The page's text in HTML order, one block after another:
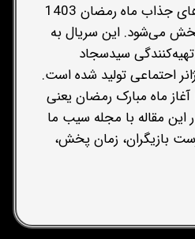
سریال مرهم یکی از سریال های جذاب ماه رمضان 1403
می‌شود. این سریال به
سیدسجاد
احتماعی تولید شده است.
ماه مبارک رمضان یعنی
این مقاله با مجله سیب ما
بازیگران، زمان پخش،